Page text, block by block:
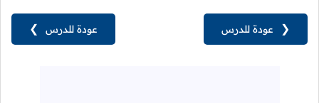
عودة للدرس ❯ ❮ عودة للدرس